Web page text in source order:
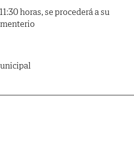
horas, se procederá a su